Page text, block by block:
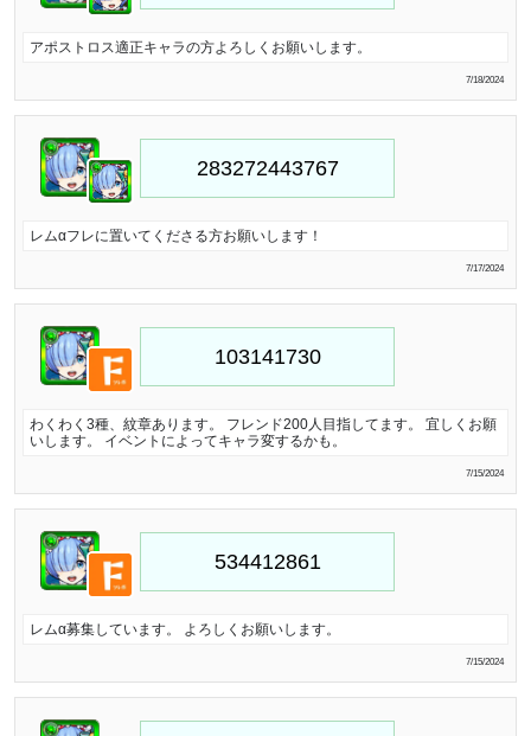
アポストロス適正キャラの方よろしくお願いします。
7/18/2024
レムαフレに置いてくださる方お願いします！
7/17/2024
わくわく3種、紋章あります。 フレンド200人目指してます。 宜しくお願
いします。 イベントによってキャラ変するかも。
7/15/2024
レムα募集しています。 よろしくお願いします。
7/15/2024